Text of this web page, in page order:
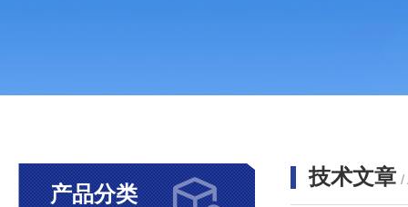
产品分类
技术文章 /